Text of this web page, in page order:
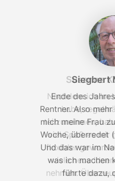
Siegbert
Ende des
Rentner. Also
mich meine Frau
Woche, überredet
Und das war im
was ich machen
führte dazu,
Susanne
Nachdem ich im
habe,
teilzunehmen,
viel Spaß es mir
flexibler
viele neue
nehmen.